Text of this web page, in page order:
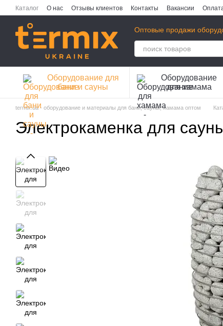
Перейти к основному контенту
Каталог О нас Отзывы клиентов Контакты Вакансии
Оптовые продажи
Оборудование для
бани и сауны
Оборудование
для хамама
termix.ua - оборудование и материалы для бани, сауны, хамама оптом
Электрокаменка для